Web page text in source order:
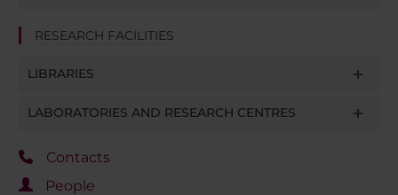
RESEARCH FACILITIES
LIBRARIES
LABORATORIES AND RESEARCH CENTRES
Contacts
People